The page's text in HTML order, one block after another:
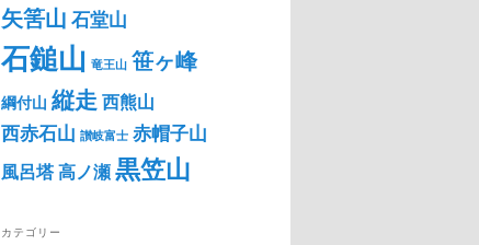
矢筈山 石堂山
石鎚山 竜王山 笹ヶ峰
綱付山 縦走西熊山
西赤石山 讃岐富士 赤帽子山
風呂塔高ノ瀬黒笠山
カテゴリー